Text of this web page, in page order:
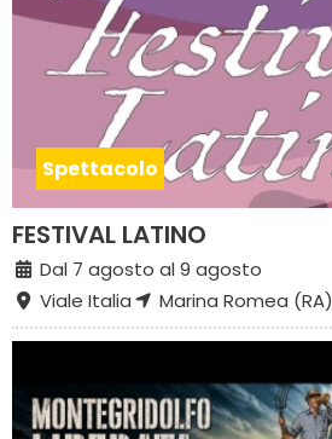
Spettacolo
FESTIVAL LATINO
Dal 7 agosto al 9 agosto
Viale Italia
Marina Romea (RA)